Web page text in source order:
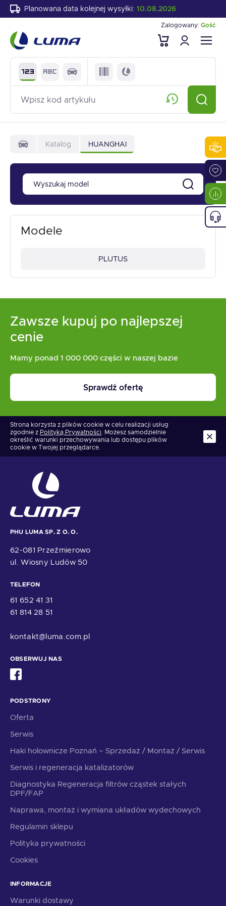
Planowana data kolejnej wysyłki: 10.08.2026
Zalogowany: Gość
Katalog HUANGHAI
Modele
PLUTUS
Zawsze kupuj po najlepszej
cenie
Mamy ponad 1 000 000 części w naszej bazie
Sprawdź ofertę
Strona korzysta z plików cookie w celu realizacji usług
zgodnie z Polityką Prywatności. Możesz samodzielnie
określić warunki przechowywania lub dostępu plików
cookie w Twojej przeglądarce.
PHU LUMA SP. Z O. O.
62-081 Przeźmierowo
ul. Wiosny Ludów 50
TELEFON
61 652 41 31
61 814 28 51
kontakt@luma.com.pl
OBSERWUJ NAS
PODSTRONY
Oferta
Serwis
Haki holownicze Poznań – Sprzedaż / Montaż / Serwis
Serwis i regeneracja katalizatorów
Diagnostyka Regeneracja filtrów cząstek stałych
DPF/FAP
Naprawa, montaż i wymiana układów wydechowych
Regulamin sklepu
Polityka prywatności
Cookies
INFORMACJE
Warunki dostawy